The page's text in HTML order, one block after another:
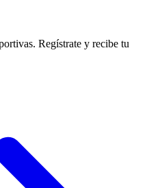
Regístrate y recibe tu